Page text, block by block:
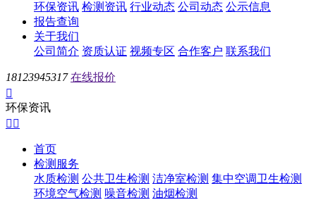
环保资讯 检测资讯 行业动态 公司动态 公示信息
报告查询
关于我们
公司简介 资质认证 视频专区 合作客户 联系我们
18123945317 在线报价

环保资讯
 
首页
检测服务
水质检测 公共卫生检测 洁净室检测 集中空调卫生检测
环境空气检测 噪音检测 油烟检测